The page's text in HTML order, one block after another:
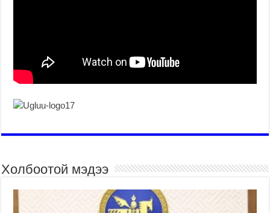
Холбоотой мэдээ